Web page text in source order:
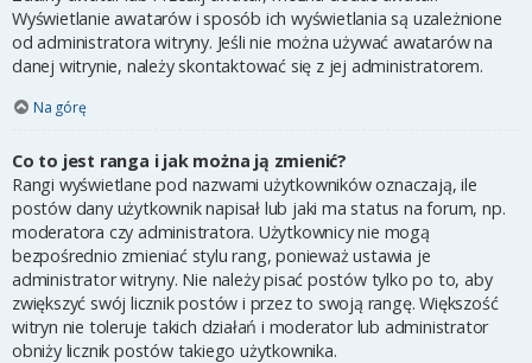
Wyświetlanie awatarów i sposób ich wyświetlania są uzależnione
od administratora witryny. Jeśli nie można używać awatarów na
danej witrynie, należy skontaktować się z jej administratorem.
Na górę
Co to jest ranga i jak można ją zmienić?
Rangi wyświetlane pod nazwami użytkowników oznaczają, ile
postów dany użytkownik napisał lub jaki ma status na forum, np.
moderatora czy administratora. Użytkownicy nie mogą
bezpośrednio zmieniać stylu rang, ponieważ ustawia je
administrator witryny. Nie należy pisać postów tylko po to, aby
zwiększyć swój licznik postów i przez to swoją rangę. Większość
witryn nie toleruje takich działań i moderator lub administrator
obniży licznik postów takiego użytkownika.